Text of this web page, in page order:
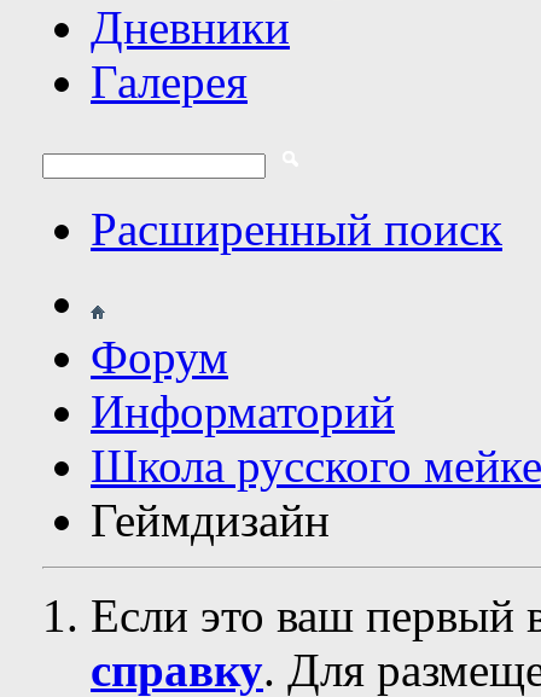
Дневники
Галерея
Расширенный поиск
Форум
Информаторий
Школа русского
Геймдизайн
Если это ваш первый
справку. Для